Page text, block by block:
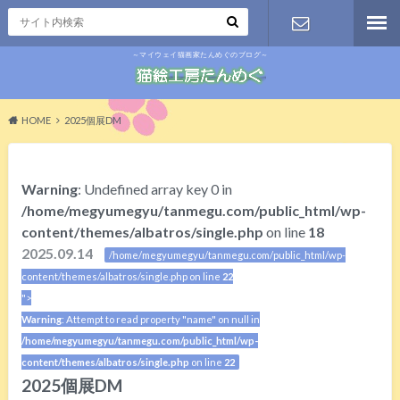
～マイウェイ猫画家たんめぐのブログ～
HOME 2025個展DM
Warning: Undefined array key 0 in
/home/megyumegyu/tanmegu.com/public_html/wp-
content/themes/albatros/single.php on line 18
2025.09.14
/home/megyumegyu/tanmegu.com/public_html/wp-
content/themes/albatros/single.php on line 22
">
Warning: Attempt to read property "name" on null in
/home/megyumegyu/tanmegu.com/public_html/wp-
content/themes/albatros/single.php on line 22
2025個展DM